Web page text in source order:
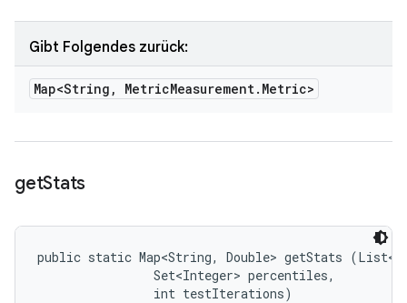
Gibt Folgendes zurück:
Map<String , MetricMeasurement. Metric>
getStats
public static Map<String, Double> getStats
                Set<Integer> percentiles,
                int testIterations)